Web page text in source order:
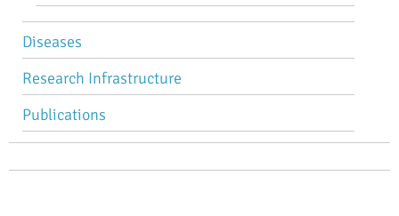
Diseases
Research Infrastructure
Publications